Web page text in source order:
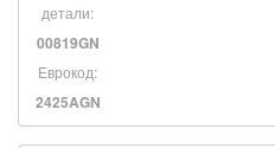
детали:
00819GN
Еврокод:
2425AGN